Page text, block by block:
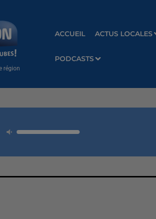
région
ACCUEIL ACTUS LOCALES
PODCASTS